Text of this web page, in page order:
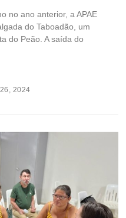
no ano anterior, a APAE
do Taboadão, um
do Peão. A saída do
2024